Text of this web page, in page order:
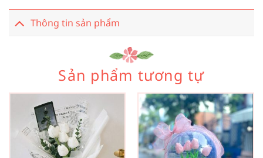
Thông tin sản phẩm
Sản phẩm tương tự